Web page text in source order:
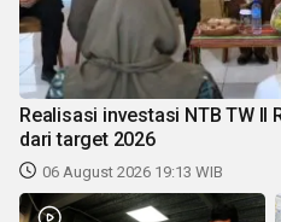
Realisasi investasi NTB TW II
dari target 2026
06 August 2026 19:13 WIB